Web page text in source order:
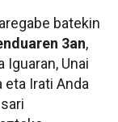
batekin
3an,
Iguaran, Unai
eta Irati Anda